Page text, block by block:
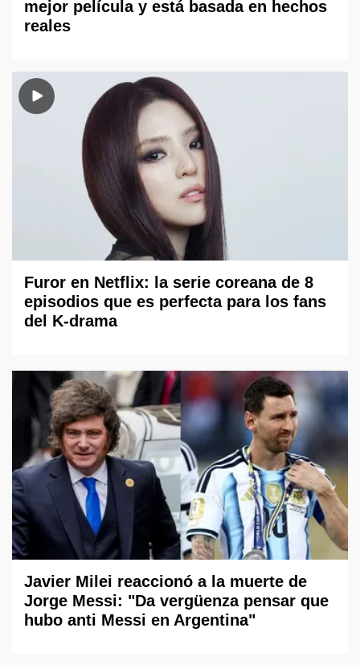
mejor película y está basada en hechos
reales
Furor en Netflix: la serie coreana de 8
episodios que es perfecta para los fans
del K-drama
Javier Milei reaccionó a la muerte de
Jorge Messi: "Da vergüenza pensar que
hubo anti Messi en Argentina"